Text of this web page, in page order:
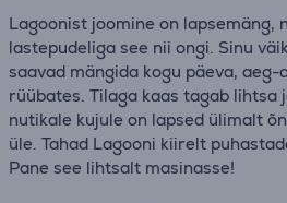
Lagoonist joomine on lapsemäng,
lastepudeliga see nii ongi. Sinu
saavad mängida kogu päeva,
rüübates. Tilaga kaas tagab lihtsa
nutikale kujule on lapsed ülimalt
üle. Tahad Lagooni kiirelt
Pane see lihtsalt masinasse!